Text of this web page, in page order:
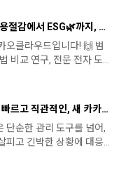
관리 효율을 2~3배 끌어
두었습니다. 소규모 스타
전환으로 어떻게 업무 효
지, 도로의 담당자분들을
습니다.Q1. 도로는 어떤 회
있게 경험할 수 ..
형 NVIDIA HGX B200 기
구축하여, 세계 최상위권
인했습니다.👏👏 이번 성
를 많이 확보했다는 의미
워크로드를 안정적으로
에서 의미가 큽니다. 여기
확보・ 구축・ 운용지원
국 AI 경쟁력을 강화하기
고성능 인프라를 구축하
대학・연구기관・국가
<고객 사례> 비용절감에서 ESG🌿까지, 소규모 공공기관의 ‘100% 클라우드 네이티브’ 전환 사례 : 한국형사법무정책연구원
오클라우드입니다! 🙌 범
비교 연구, 전문 전자 도서
형사·법무 분야의 데이터
무조정실 산하 국책 연구기
정책연구원(형정원) 입니
로 복잡한 레거시 시스템
곳이, 단순한 서버 이전을
너화와 애플리케이션 현
<제품 소식> 더 빠르고 직관적인, 새 카카오클라우드 콘솔 오픈 🎉
단순한 관리 도구를 넘어,
피고 긴박한 상황에 대응
게 가장 핵심적인 업무